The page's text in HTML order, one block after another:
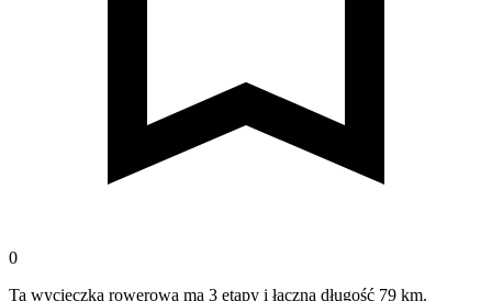
0
Ta wycieczka rowerowa ma 3 etapy i łączną długość 79 km.